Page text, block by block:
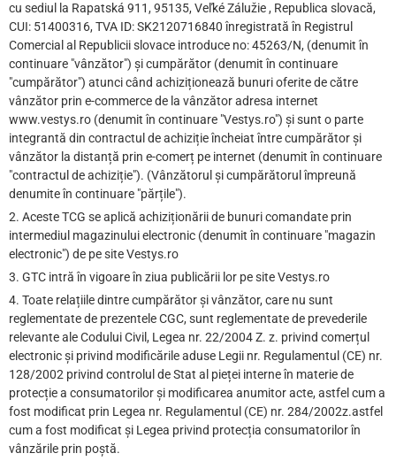
cu sediul la Rapatská 911, 95135, Veľké Zálužie , Republica slovacă,
CUI: 51400316, TVA ID: SK2120716840 înregistrată în Registrul
Comercial al Republicii slovace introduce no: 45263/N, (denumit în
continuare "vânzător") și cumpărător (denumit în continuare
"cumpărător") atunci când achiziționează bunuri oferite de către
vânzător prin e-commerce de la vânzător adresa internet
www.vestys.ro (denumit în continuare "Vestys.ro") și sunt o parte
integrantă din contractul de achiziție încheiat între cumpărător și
vânzător la distanță prin e-comerț pe internet (denumit în continuare
"contractul de achiziție"). (Vânzătorul și cumpărătorul împreună
denumite în continuare "părțile").
2. Aceste TCG se aplică achiziționării de bunuri comandate prin
intermediul magazinului electronic (denumit în continuare "magazin
electronic") de pe site Vestys.ro
3. GTC intră în vigoare în ziua publicării lor pe site Vestys.ro
4. Toate relațiile dintre cumpărător și vânzător, care nu sunt
reglementate de prezentele CGC, sunt reglementate de prevederile
relevante ale Codului Civil, Legea nr. 22/2004 Z. z. privind comerțul
electronic și privind modificările aduse Legii nr. Regulamentul (CE) nr.
128/2002 privind controlul de Stat al pieței interne în materie de
protecție a consumatorilor și modificarea anumitor acte, astfel cum a
fost modificat prin Legea nr. Regulamentul (CE) nr. 284/2002z.astfel
cum a fost modificat și Legea privind protecția consumatorilor în
vânzările prin poștă.